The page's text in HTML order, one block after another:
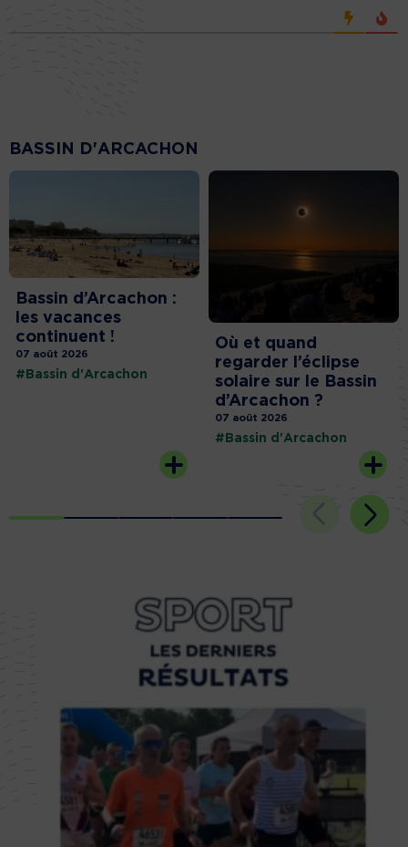
BASSIN D'ARCACHON
Bassin d’Arcachon :
les vacances
continuent !
07 août 2026
#Bassin d'Arcachon
Où et quand
regarder l’éclipse
solaire sur le Bassin
d’Arcachon ?
07 août 2026
#Bassin d'Arcachon